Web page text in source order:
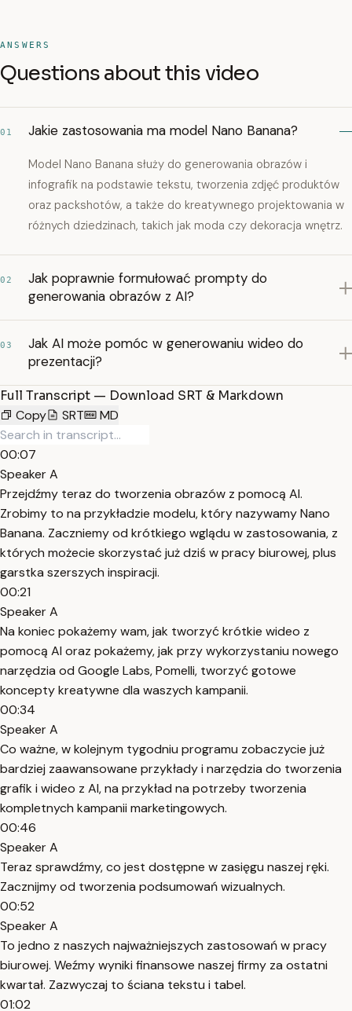
ANSWERS
Questions about this video
01 Jakie zastosowania ma model Nano Banana?
Model Nano Banana służy do generowania obrazów i
infografik na podstawie tekstu, tworzenia zdjęć produktów
oraz packshotów, a także do kreatywnego projektowania w
różnych dziedzinach, takich jak moda czy dekoracja wnętrz.
02
Jak poprawnie formułować prompty do
generowania obrazów z AI?
03
Jak AI może pomóc w generowaniu wideo do
prezentacji?
Full Transcript — Download SRT & Markdown
Copy
SRT MD
00:07
Speaker A
Przejdźmy teraz do tworzenia obrazów z pomocą AI.
Zrobimy to na przykładzie modelu, który nazywamy Nano
Banana. Zaczniemy od krótkiego wglądu w zastosowania, z
których możecie skorzystać już dziś w pracy biurowej, plus
garstka szerszych inspiracji.
00:21
Speaker A
Na koniec pokażemy wam, jak tworzyć krótkie wideo z
pomocą AI oraz pokażemy, jak przy wykorzystaniu nowego
narzędzia od Google Labs, Pomelli, tworzyć gotowe
koncepty kreatywne dla waszych kampanii.
00:34
Speaker A
Co ważne, w kolejnym tygodniu programu zobaczycie już
bardziej zaawansowane przykłady i narzędzia do tworzenia
grafik i wideo z AI, na przykład na potrzeby tworzenia
kompletnych kampanii marketingowych.
00:46
Speaker A
Teraz sprawdźmy, co jest dostępne w zasięgu naszej ręki.
Zacznijmy od tworzenia podsumowań wizualnych.
00:52
Speaker A
To jedno z naszych najważniejszych zastosowań w pracy
biurowej. Weźmy wyniki finansowe naszej firmy za ostatni
kwartał. Zazwyczaj to ściana tekstu i tabel.
01:02